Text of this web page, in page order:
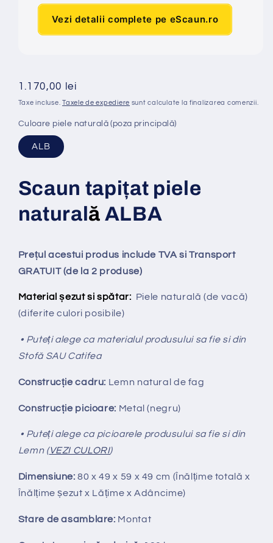
Vezi detalii complete pe eScaun.ro
Preț
obișnuit
1.170,00 lei
Taxe incluse.Taxele de expediere sunt calculate la finalizarea comenzii.
Culoare piele naturală (poza principală)
ALB
Scaun tapițat piele
naturală ALBA
Prețul acestui produs include TVA si Transport
GRATUIT (de la 2 produse)
Material șezut si spătar: Piele naturală (de vacă)
(diferite culori posibile)
• Puteți alege ca materialul produsului sa fie si din
Stofă SAU Catifea
Construcție cadru: Lemn natural de fag
Construcție picioare: Metal (negru)
• Puteți alege ca picioarele produsului sa fie si din
Lemn (VEZI CULORI)
Dimensiune: 80 x 49 x 59 x 49 cm (Înălțime totală x
Înălțimeșezut x Lățime x Adâncime)
Stare de asamblare: Montat